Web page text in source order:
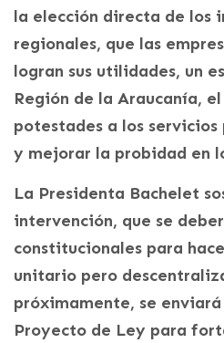
la elección directa de los
regionales, que las
logran sus utilidades, un
Región de la Araucanía,
potestades a los servicios
y mejorar la probidad en
La Presidenta Bachelet
intervención, que se
constitucionales para
unitario pero
próximamente, se enviará
Proyecto de Ley para